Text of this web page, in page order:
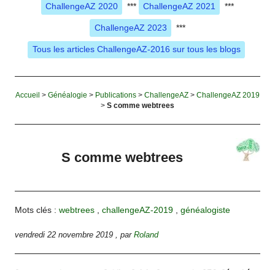
ChallengeAZ 2020 *** ChallengeAZ 2021 ***
ChallengeAZ 2023 ***
Tous les articles ChallengeAZ-2016 sur tous les blogs
Accueil > Généalogie > Publications > ChallengeAZ > ChallengeAZ 2019
> S comme webtrees
S comme webtrees
Mots clés :webtrees ,challengeAZ-2019 ,généalogiste
vendredi 22 novembre 2019 ,parRoland